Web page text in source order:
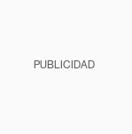
PUBLICIDAD